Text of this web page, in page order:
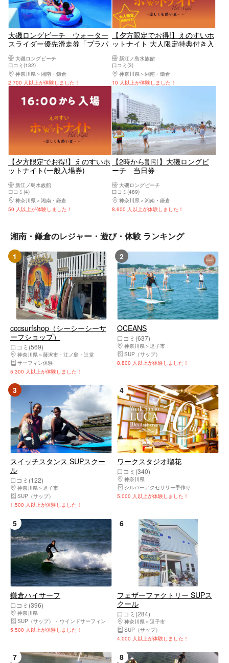
大磯ロングビーチ ウォーター
スライダー優先滑走券「プラパ
大磯ロングビーチ
口コミ(132)
神奈川県
湘南・鎌倉
2,700 人以上が体験しました！
【夕方限定でお得!】えのすいホ
ットナイト 大人限定特典付き入
新江ノ島水族館
口コミ(3)
神奈川県
湘南・鎌倉
10 人以上が体験しました！
【夕方限定でお得!】えのすいホ
ットナイト(一般入場券)
新江ノ島水族館
口コミ(4)
神奈川県
湘南・鎌倉
50 人以上が体験しました！
【2時から割引】大磯ロングビ
ーチ 当日券
大磯ロングビーチ
口コミ(489)
神奈川県
湘南・鎌倉
8,600 人以上が体験しました！
湘南・鎌倉のレジャー・遊び・体験 ランキング
1
cccsurfshop（シーシーシーサ
ーフショップ）
口コミ(569)
神奈川県
藤沢市・江ノ島・辻堂
サーフィン体験
5,300 人以上が体験しました！
2
OCEANS
口コミ(637)
神奈川県
逗子市
SUP（サップ）
8,800 人以上が体験しました！
3
スイッチスタンス SUPスクー
ル
口コミ(122)
神奈川県
逗子市
SUP（サップ）
1,500 人以上が体験しました！
4
ワークスタジオ瑠花
口コミ(340)
神奈川県
シルバーアクセサリー手作り
5,000 人以上が体験しました！
5
鎌倉ハイサーフ
口コミ(396)
神奈川県
鎌倉市・由比ヶ浜・大船・七里ヶ浜
SUP（サップ）
ウインドサーフィン
5,500 人以上が体験しました！
6
フェザーファクトリー SUPス
クール
口コミ(284)
神奈川県
逗子市
SUP（サップ）
4,000 人以上が体験しました！
7 8